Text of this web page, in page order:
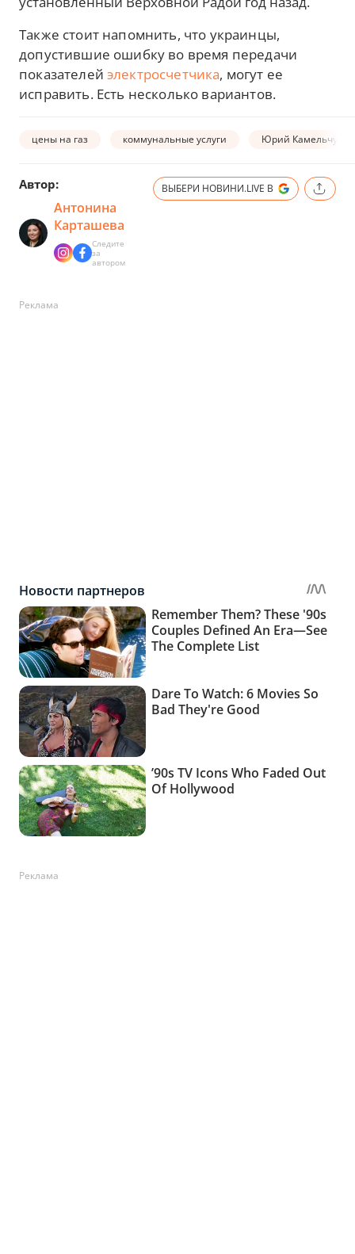
Также стоит напомнить, что украинцы,
допустившие ошибку во время передачи
показателей электросчетчика, могут ее
исправить. Есть несколько вариантов.
цены на газ коммунальные услуги Юрий Камельчук
Автор:
Антонина
Карташева
Следите
за
автором
ВЫБЕРИ НОВИНИ.LIVE В
Реклама
Реклама